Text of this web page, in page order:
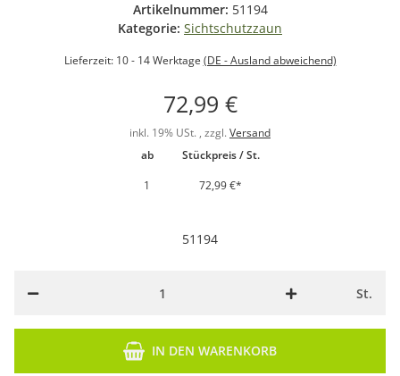
Artikelnummer: 51194
Kategorie: Sichtschutzzaun
Lieferzeit: 10 - 14 Werktage (DE - Ausland abweichend)
72,99 €
inkl. 19% USt. , zzgl. Versand
ab
Stückpreis / St.
1
72,99 €*
51194
St.
IN DEN WARENKORB